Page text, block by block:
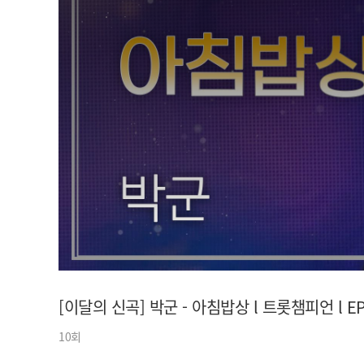
아이돌챔프
[이달의 신곡] 박군 - 아침밥상 l 트롯챔피언 l
10회